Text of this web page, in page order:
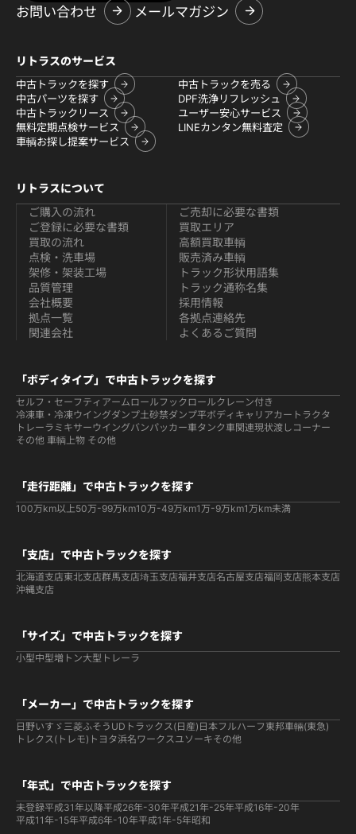
お問い合わせ
メールマガジン
リトラスのサービス
中古トラックを探す
中古トラックを売る
中古パーツを探す
DPF洗浄リフレッシュ
中古トラックリース
ユーザー安心サービス
無料定期点検サービス
LINEカンタン無料査定
車輌お探し提案サービス
リトラスについて
ご購入の流れ
ご登録に必要な書類
買取の流れ
ご売却に必要な書類
買取エリア
高額買取車輌
点検・洗車場
架修・架装工場
品質管理
販売済み車輌
トラック形状用語集
トラック通称名集
会社概要
拠点一覧
関連会社
採用情報
各拠点連絡先
よくあるご質問
「ボディタイプ」で中古トラックを探す
セルフ・セーフティ アームロールフックロールクレーン付き
冷凍車・冷凍ウイングダンプ土砂禁ダンプ平ボディ キャリアカー トラクタ
トレーラ ミキサーウイングバンパッカー車タンク車関連現状渡しコーナー
その他 車輌 上物 その他
「走行距離」で中古トラックを探す
100万km以上50万-99万km10万-49万km1万-9万km1万km未満
「支店」で中古トラックを探す
北海道支店東北支店群馬支店埼玉支店福井支店名古屋支店福岡支店熊本支店
沖縄支店
「サイズ」で中古トラックを探す
小型中型増トン大型 トレーラ
「メーカー」で中古トラックを探す
日野いすゞ 三菱ふそう UDトラックス(日産) 日本フルハーフ 東邦車輛(東急)
トレクス(トレモ) トヨタ浜名ワークス ユソーキその他
「年式」で中古トラックを探す
未登録平成31年以降平成26年-30年平成21年-25年平成16年-20年
平成11年-15年平成6年-10年平成1年-5年昭和